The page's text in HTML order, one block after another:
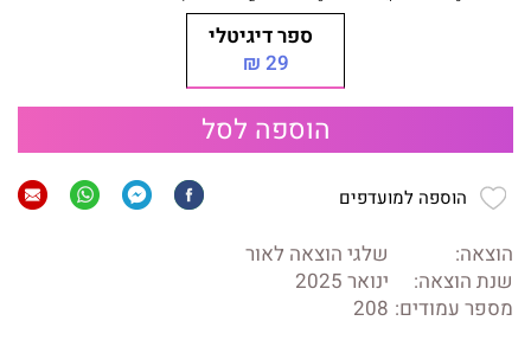
ספר דיגיטלי
29 ₪
הוספה לסל
הוספה למועדפים
הוצאה:
שלגי הוצאה לאור
שנת הוצאה:
ינואר 2025
מספר עמודים: 208